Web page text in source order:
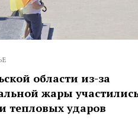
области из-за
жары участились
ударов